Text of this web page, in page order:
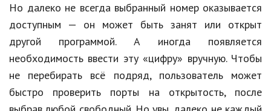
Дом и сад
Недвижимость
Спорт и фитнес
Психология и отношения
Творчество и рукоделие
Но далеко не всегда выбранный номер оказывается
доступным — он может быть занят или открыт
другой программой. А иногда появляется
необходимость ввести эту «цифру» вручную. Чтобы
не перебирать всё подряд, пользователь может
быстро проверить порты на открытость, после